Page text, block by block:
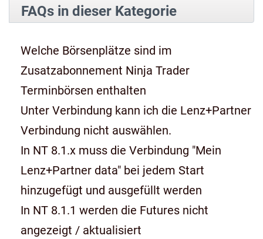
FAQs in dieser Kategorie
Welche Börsenplätze sind im
Zusatzabonnement Ninja Trader
Terminbörsen enthalten
Unter Verbindung kann ich die Lenz+Partner
Verbindung nicht auswählen.
In NT 8.1.x muss die Verbindung "Mein
Lenz+Partner data" bei jedem Start
hinzugefügt und ausgefüllt werden
In NT 8.1.1 werden die Futures nicht
angezeigt / aktualisiert